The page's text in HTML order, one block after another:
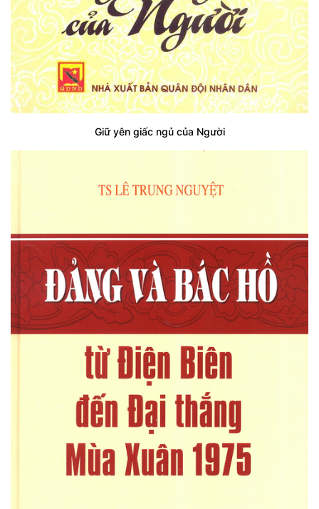
Giữ yên giấc ngủ của Người